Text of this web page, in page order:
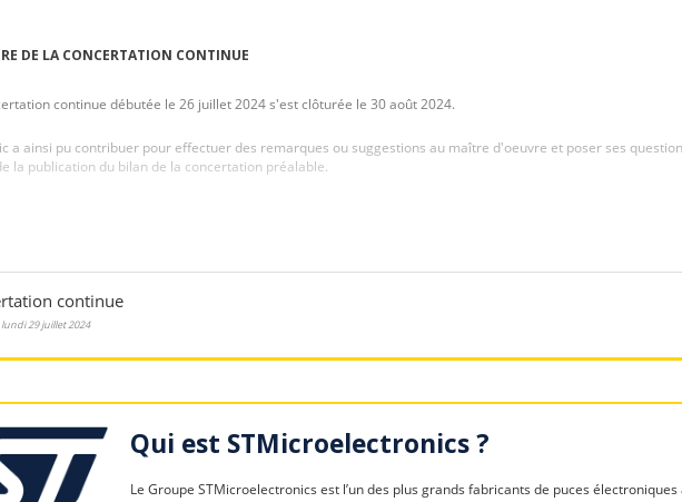
Qui est STMicroelectronics ?
Le Groupe STMicroelectronics est l’un des plus grands fabricants de puces